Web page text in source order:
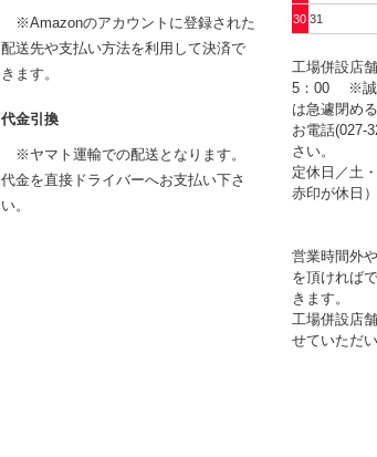
※Amazonのアカウントに登録された
配送先や支払い方法を利用して決済で
きます。
代金引換
※ヤマト運輸での配送となります。
代金を直接ドライバーへお支払い下さ
い。
30 31
工場併設店
5：00 ※誠
は急遽閉め
お電話(027-
さい。
定休日／土
赤印が休日）
営業時間外
を頂ければ
きます。
工場併設店
せていただ